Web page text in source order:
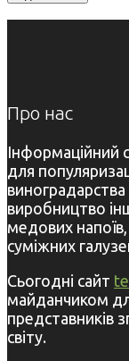
Про нас
Інформаційний
для
виробництво
медових
суміжних
Сьогодні сайт
майданчиком
представників
світу.